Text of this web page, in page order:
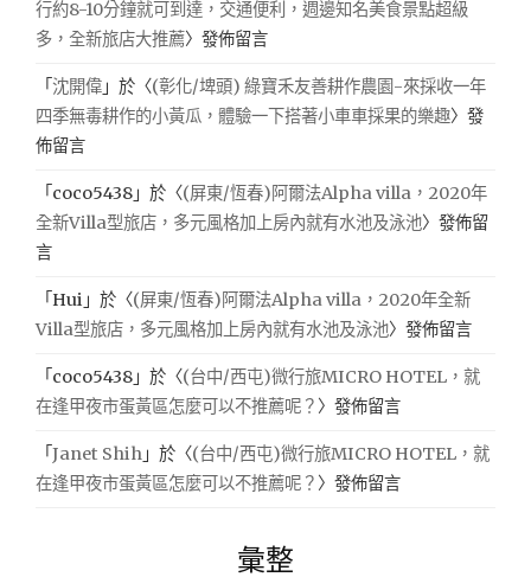
行約8-10分鐘就可到達，交通便利，週邊知名美食景點超級
多，全新旅店大推薦〉發佈留言
「沈開偉 」於〈(彰化/埤頭) 綠寶禾友善耕作農園-來採收一年
四季無毒耕作的小黃瓜，體驗一下搭著小車車採果的樂趣〉發
佈留言
「 coco5438 」於〈(屏東/恆春)阿爾法Alpha villa，2020年
全新Villa型旅店，多元風格加上房內就有水池及泳池〉發佈留
言
「Hui 」於〈(屏東/恆春)阿爾法Alpha villa，2020年全新
Villa型旅店，多元風格加上房內就有水池及泳池〉發佈留言
「 coco5438 」於〈(台中/西屯)微行旅MICRO HOTEL，就
在逢甲夜市蛋黃區怎麼可以不推薦呢？ 〉發佈留言
「Janet Shih 」於〈(台中/西屯)微行旅MICRO HOTEL，就
在逢甲夜市蛋黃區怎麼可以不推薦呢？ 〉發佈留言
彙整